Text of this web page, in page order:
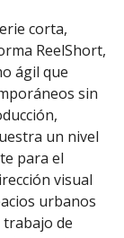
corta,
ReelShort,
ágil que
sin
un nivel
para el
visual
urbanos
trabajo de